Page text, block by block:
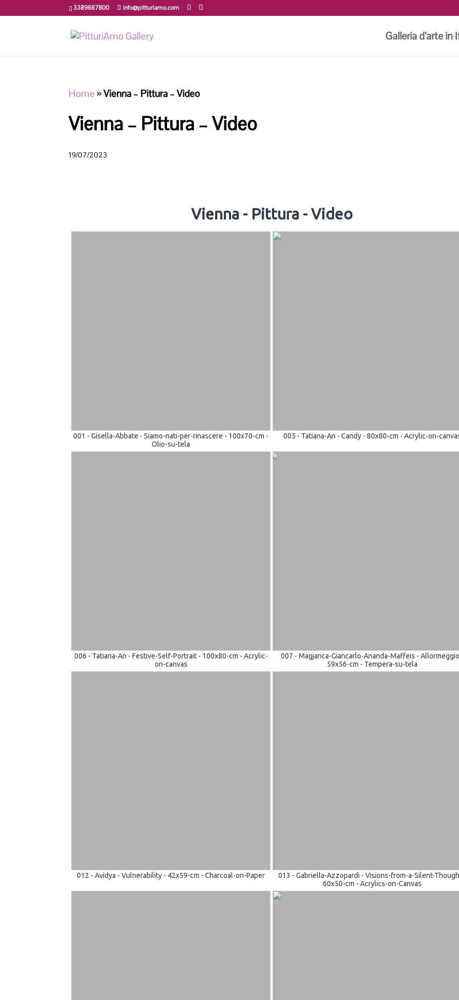
3389687800 info@pitturiamo.com
Galleria d’arte in
Home »Vienna – Pittura – Video
Vienna – Pittura – Video
19/07/2023
Vienna - Pittura - Video
001 - Gisella-Abbate - Siamo-nati-per-rinascere - 100x70-cm -
Olio-su-tela
005 - Tatiana-An - Candy - 80x80-cm - Acrylic-on-
006 - Tatiana-An - Festive-Self-Portrait - 100x80-cm - Acrylic-
on-canvas
007 - Magjanca-Giancarlo-Ananda-Maffeis -
59x56-cm - Tempera-su-tela
012 - Avidya - Vulnerability - 42x59-cm - Charcoal-on-Paper
013 - Gabriella-Azzopardi - Visions-from-a-Silent-
60x50-cm - Acrylics-on-Canvas